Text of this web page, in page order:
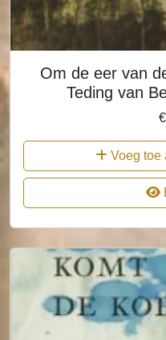
Om de eer van
Teding van
€
Voeg toe